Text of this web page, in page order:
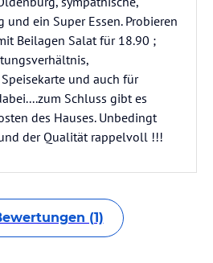
ein Super Essen. Probieren
Beilagen Salat für 18.90 ;
und auch für
Schluss gibt es
des Hauses. Unbedingt
der Qualität rappelvoll !!!
(1)